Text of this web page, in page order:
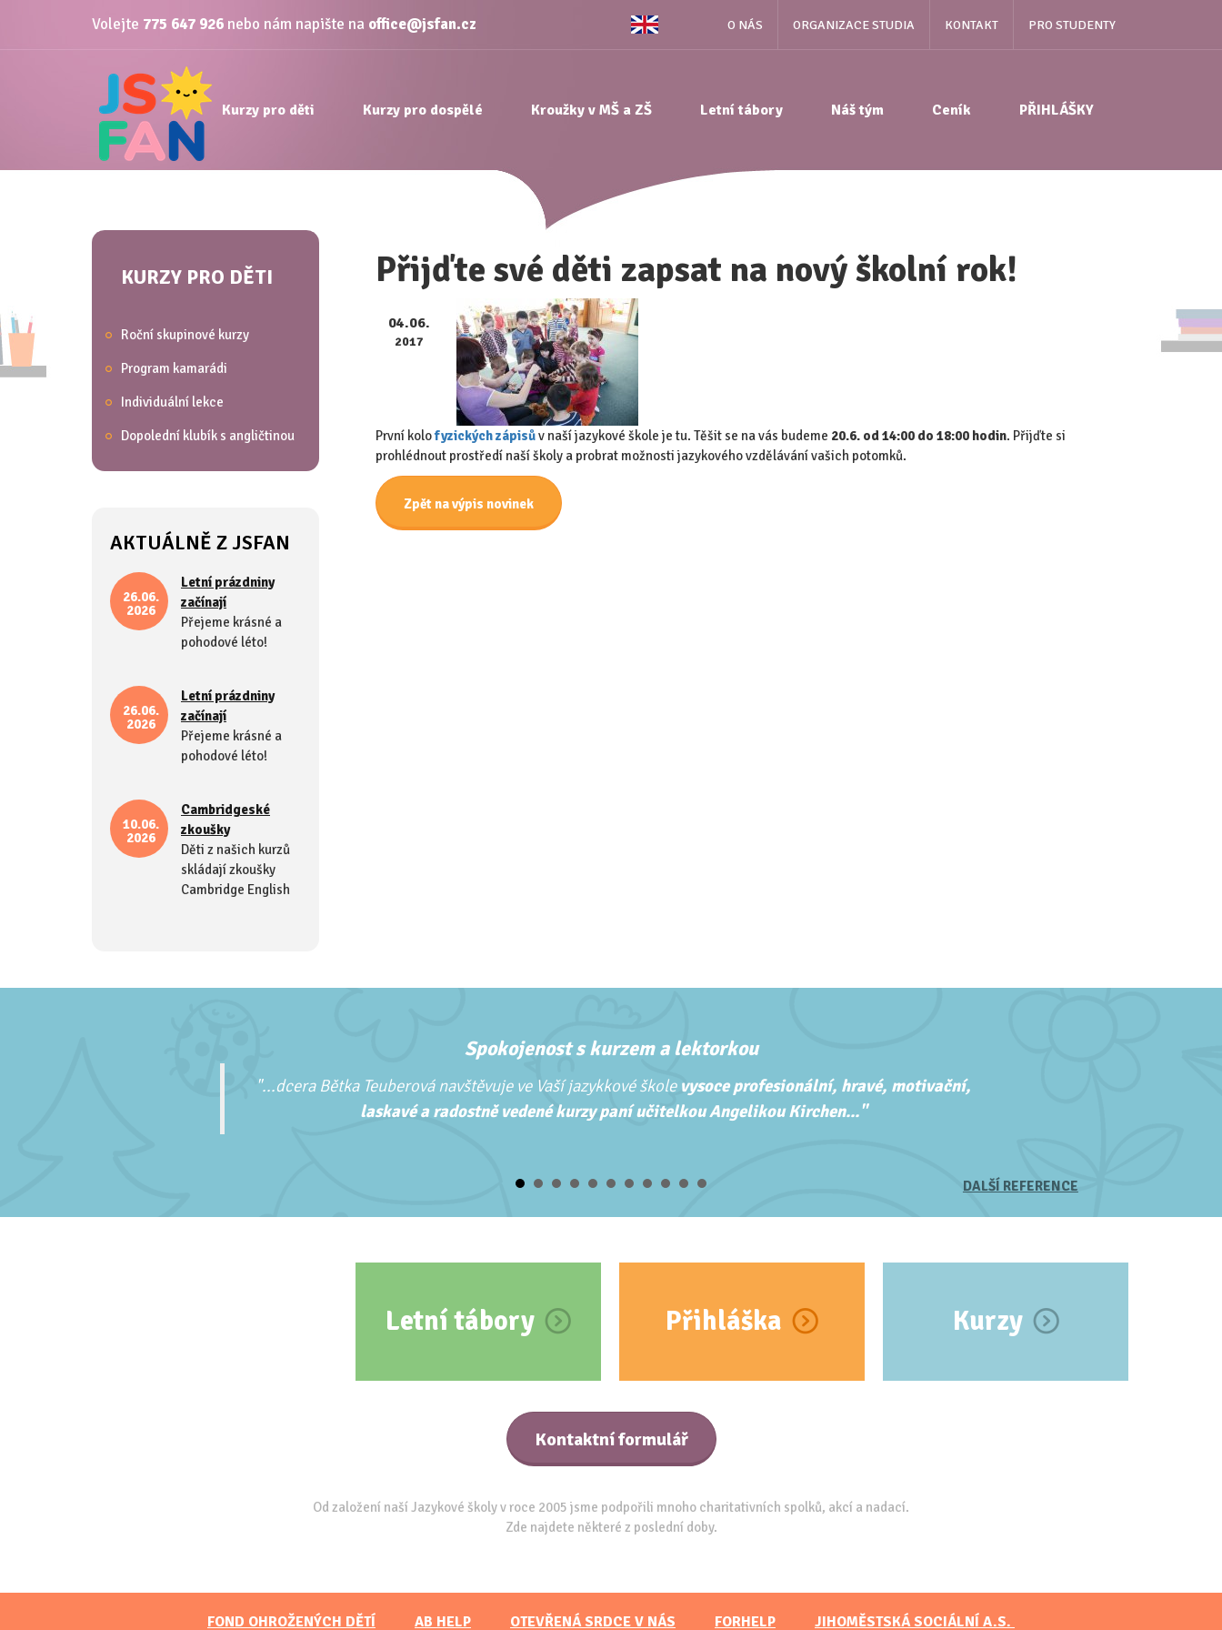
Volejte 775 647 926 nebo nám napište na office@jsfan.cz O NÁS ORGANIZACE STUDIA KONTAKT PRO STUDENTY
Kurzy pro děti Kurzy pro dospělé Kroužky v MŠ a ZŠ Letní tábory Náš tým Ceník PŘIHLÁŠKY
Přijďte své děti zapsat na nový školní rok!
04.06.
2017
První kolofyzických zápisův naší jazykové škole je tu. Těšit se na vás budeme 20.6. od 14:00 do 18:00 hodin. Přijďte si
prohlédnout prostředí naší školy a probrat možnosti jazykového vzdělávání vašich potomků.
Zpět na výpis novinek
KURZY PRO DĚTI
Roční skupinové kurzy
Program kamarádi
Individuální lekce
Dopolední klubík s angličtinou
AKTUÁLNĚ Z JSFAN
26.06.
2026
Letní prázdniny
začínají
Přejeme krásné a
pohodové léto!
26.06.
2026
Letní prázdniny
začínají
Přejeme krásné a
pohodové léto!
10.06.
2026
Cambridgeské
zkoušky
Děti z našich kurzů
skládají zkoušky
Cambridge English
Spokojenost s kurzem a lektorkou
"...dcera Bětka Teuberová navštěvuje ve Vaší jazykkové škole vysoce profesionální, hravé, motivační,
laskavé a radostně vedené kurzy paní učitelkou Angelikou Kirchen..."
DALŠÍ REFERENCE
Letní tábory Přihláška Kurzy
Kontaktní formulář
Od založení naší Jazykové školy v roce 2005 jsme podpořili mnoho charitativních spolků, akcí a nadací.
Zde najdete některé z poslední doby.
FOND OHROŽENÝCH DĚTÍ AB HELP OTEVŘENÁ SRDCE V NÁS FORHELP JIHOMĚSTSKÁ SOCIÁLNÍ A.S.